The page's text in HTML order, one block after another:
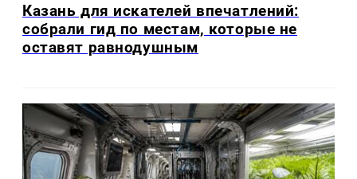
Казань для искателей впечатлений:
собрали гид по местам, которые не
оставят равнодушным